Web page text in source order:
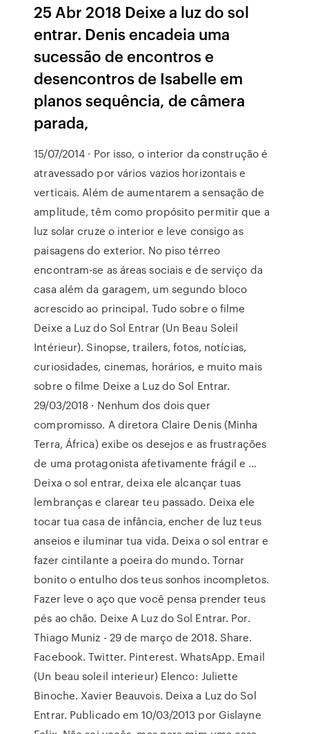
25 Abr 2018 Deixe a luz do sol
entrar. Denis encadeia uma
sucessão de encontros e
desencontros de Isabelle em
planos sequência, de câmera
parada,
15/07/2014 · Por isso, o interior da construção é
atravessado por vários vazios horizontais e
verticais. Além de aumentarem a sensação de
amplitude, têm como propósito permitir que a
luz solar cruze o interior e leve consigo as
paisagens do exterior. No piso térreo
encontram-se as áreas sociais e de serviço da
casa além da garagem, um segundo bloco
acrescido ao principal. Tudo sobre o filme
Deixe a Luz do Sol Entrar (Un Beau Soleil
Intérieur). Sinopse, trailers, fotos, notícias,
curiosidades, cinemas, horários, e muito mais
sobre o filme Deixe a Luz do Sol Entrar.
29/03/2018 · Nenhum dos dois quer
compromisso. A diretora Claire Denis (Minha
Terra, África) exibe os desejos e as frustrações
de uma protagonista afetivamente frágil e …
Deixa o sol entrar, deixa ele alcançar tuas
lembranças e clarear teu passado. Deixa ele
tocar tua casa de infância, encher de luz teus
anseios e iluminar tua vida. Deixa o sol entrar e
fazer cintilante a poeira do mundo. Tornar
bonito o entulho dos teus sonhos incompletos.
Fazer leve o aço que você pensa prender teus
pés ao chão. Deixe A Luz do Sol Entrar. Por.
Thiago Muniz - 29 de março de 2018. Share.
Facebook. Twitter. Pinterest. WhatsApp. Email
(Un beau soleil interieur) Elenco: Juliette
Binoche. Xavier Beauvois. Deixa a Luz do Sol
Entrar. Publicado em 10/03/2013 por Gislayne